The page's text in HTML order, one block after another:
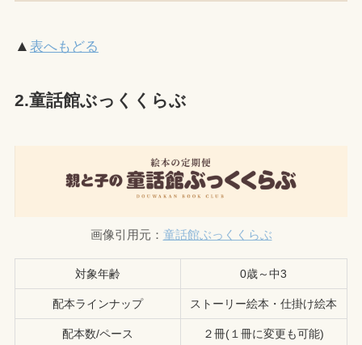
▲ 表へもどる
2.童話館ぶっくくらぶ
画像引用元： 童話館ぶっくくらぶ
対象年齢 0歳～中3
配本ラインナップ ストーリー絵本・仕掛け絵本
配本数/ペース ２冊(１冊に変更も可能)